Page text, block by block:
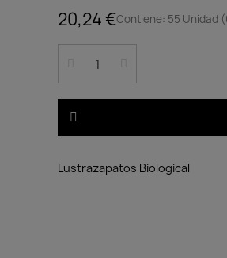
20,24 €Contiene: 55 Unidad
Lustrazapatos Biological